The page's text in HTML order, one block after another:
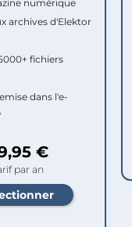
numérique
archives d'Elektor
fichiers
dans l'e-
€
par an